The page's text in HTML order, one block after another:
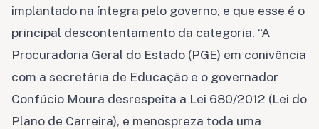
implantado na íntegra pelo governo, e que esse é o
principal descontentamento da categoria. “A
Procuradoria Geral do Estado (PGE) em conivência
com a secretária de Educação e o governador
Confúcio Moura desrespeita a Lei 680/2012 (Lei do
Plano de Carreira), e menospreza toda uma